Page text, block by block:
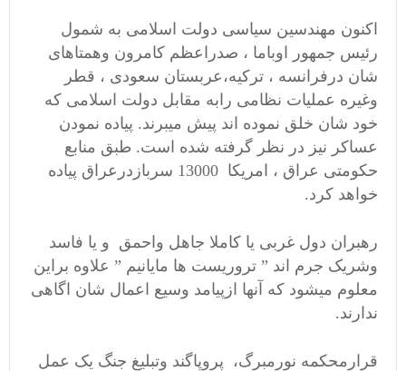
اکنون مهندسین سیاسی دولت اسلامی به شمول
رئیس جمهور اوباما ، صدراعظم کامرون وهمتاهای
شان درفرانسه ، ترکیه،عربستان سعودی ، قطر
وغیره عملیات نظامی رابه مقابل دولت اسلامی که
خود شان خلق نموده اند پیش میبرند. پیاده نمودن
عساکر نیز در نظر گرفته شده است. طبق منابع
حکومتی عراق ، امریکا 13000 سربازدرعراق پیاده
خواهد کرد.
رهبران دول غربی یا کاملا جاهل واحمق و یا فاسد
وشریک جرم اند ” تروریست ها مایانیم ” علاوه براین
معلوم میشود که آنها ازپیامد وسیع اعمال شان اگاهی
ندارند.
قرارمحکمه نورمبرگ، پروپاگند وتبلیغ جنگ یک عمل